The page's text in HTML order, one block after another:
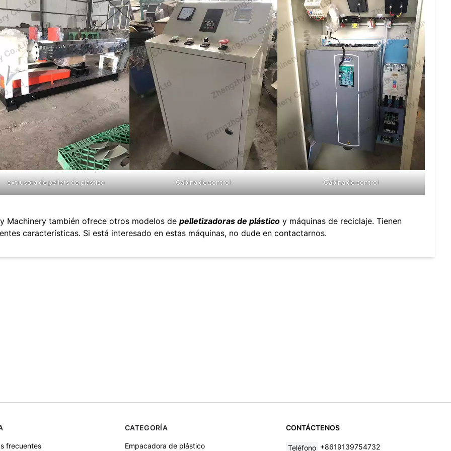
extrusora de pellets de plástico Cabina de control Cabina de control
Machinery también ofrece otros modelos de pelletizadoras de plástico y máquinas de reciclaje. Tienen
características. Si está interesado en estas máquinas, no dude en contactarnos.
frecuentes
CATEGORÍA
Empacadora de plástico
CONTÁCTENOS
Teléfono +8619139754732